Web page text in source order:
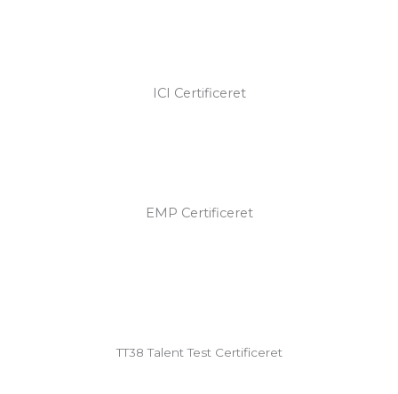
ICI Certificeret
EMP Certificeret
TT38 Talent Test Certificeret